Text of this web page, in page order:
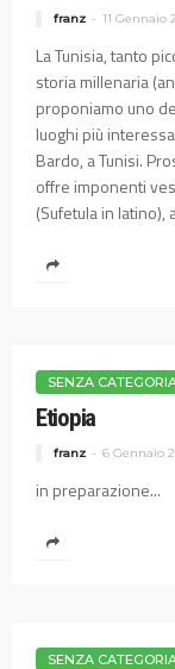
franz 11 Gennaio
La Tunisia, tanto
storia millenaria
proponiamo uno
luoghi più
Bardo, a Tunisi.
offre imponenti
(Sufetula in latino),
SENZA
Etiopia
franz 6 Gennaio
in preparazione...
SENZA